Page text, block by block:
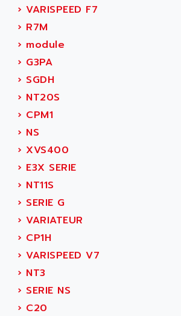
SMC500
SMC200 / 500
PLC-5
NC
SYSMAC
SERVO MOTOR
PERMANENT MAGNET MOTOR
MASAP
BSM SERIE
SIMODRIVE 210
SIMODRIVE 610
SIMODRIVE 650
SIMOREG
SINUMERIK 800
PREMIUM
ACIM JOUANIN
ACINDUCTO
ACKSYS
ACMA
ACOBAL
ACOMEL
ACOOL
ACOPOS
ACQUIDUC
ACROMAG
ACS
ACS MOTION CONTROL
ACT KERN
ACTIA
ACTION PAK
› VARISPEED F7
› R7M
› module
› G3PA
› SGDH
› NT20S
› CPM1
› NS
› XVS400
› E3X SERIE
› NT11S
› SERIE G
› VARIATEUR
› CP1H
› VARISPEED V7
› NT3
› SERIE NS
› C20